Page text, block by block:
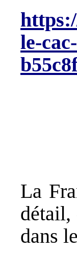
le-
La
détail,
dans